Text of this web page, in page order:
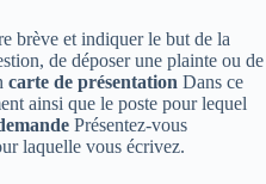
brève et indiquer le but de la
de déposer une plainte ou de
carte de présentation Dans ce
ainsi que le poste pour lequel
Présentez-vous
laquelle vous écrivez.